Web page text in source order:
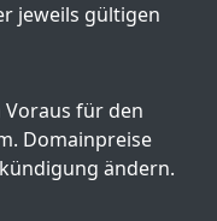
jeweils gültigen
für den
Domainpreise
ändern.